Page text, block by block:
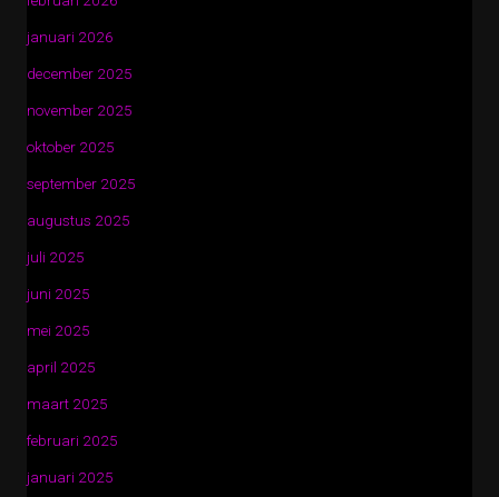
januari 2026
december 2025
november 2025
oktober 2025
september 2025
augustus 2025
juli 2025
juni 2025
mei 2025
april 2025
maart 2025
februari 2025
januari 2025